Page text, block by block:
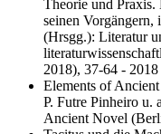
Theorie und Praxis.
seinen
(Hrsgg.): Literatur
2018), 37-64 - 2018
Elements of
P. Futre Pinheiro u.
Ancient Novel